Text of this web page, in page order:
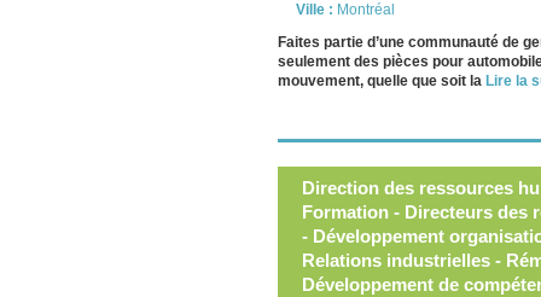
Ville : Montréal
Faites partie d’une communauté de
seulement des pièces pour
mouvement, quelle que soit la Lire la
Direction des ressources
Formation - Directeurs des
- Développement
Relations industrielles -
Développement de